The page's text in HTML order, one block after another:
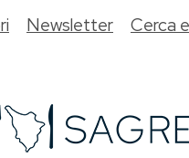
Newsletter Cerca